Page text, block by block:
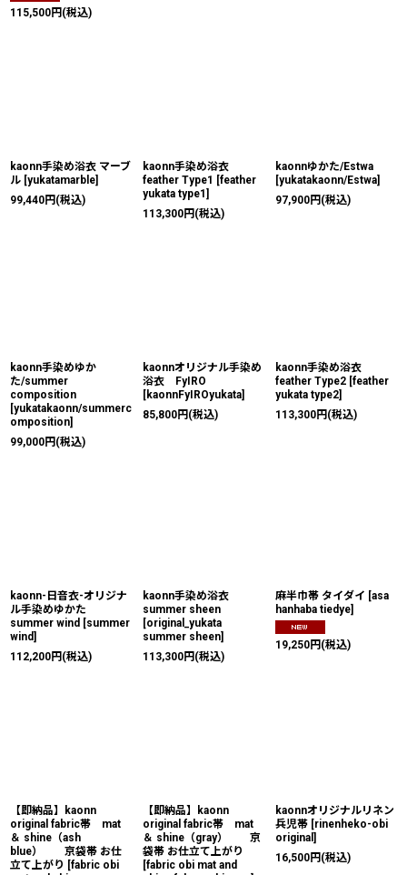
115,500円 (税込)
kaonn手染め浴衣 マーブ
ル [yukatamarble]
99,440円 (税込)
kaonn手染め浴衣
feather Type1 [feather
yukata type1]
113,300円 (税込)
kaonnゆかた/Estwa
[yukatakaonn/Estwa]
97,900円 (税込)
kaonn手染めゆか
た/summer
composition
[yukatakaonn/summerc
omposition]
99,000円 (税込)
kaonnオリジナル手染め
浴衣 FyIRO
[kaonnFyIROyukata]
85,800円 (税込)
kaonn手染め浴衣
feather Type2 [feather
yukata type2]
113,300円 (税込)
kaonn-日音衣-オリジナ
ル手染めゆかた
summer wind [summer
wind]
112,200円 (税込)
kaonn手染め浴衣
summer sheen
[original_yukata
summer sheen]
113,300円 (税込)
麻半巾帯 タイダイ [asa
hanhaba tiedye]
19,250円 (税込)
【即納品】kaonn
original fabric帯 mat
＆ shine（ash
blue） 京袋帯 お仕
立て上がり [fabric obi
【即納品】kaonn
original fabric帯 mat
＆ shine（gray） 京
袋帯 お仕立て上がり
[fabric obi mat and
kaonnオリジナルリネン
兵児帯 [rinenheko-obi
original ]
16,500円 (税込)